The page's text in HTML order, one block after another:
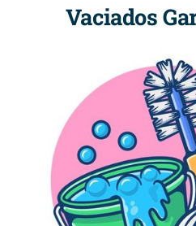
Vaciados